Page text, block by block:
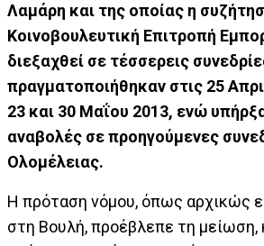
Λαμάρη και της οποίας η
Κοινοβουλευτική Επιτροπή
διεξαχθεί σε τέσσερεις
πραγματοποιήθηκαν στις 25
23 και 30 Μαΐου 2013, ενώ
αναβολές σε προηγούμενες
Ολομέλειας.
Η πρόταση νόμου, όπως αρχικώς
στη Βουλή, προέβλεπε τη μείωση,